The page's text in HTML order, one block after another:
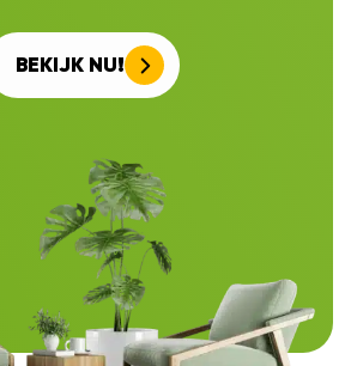
BEKIJK NU!